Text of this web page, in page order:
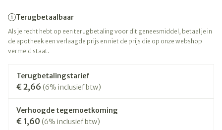
Terugbetaalbaar
Als je recht hebt op een terugbetaling voor dit geneesmiddel, betaal je in
de apotheek een verlaagde prijs en niet de prijs die op onze webshop
vermeld staat.
Terugbetalingstarief
€ 2,66 (6% inclusief btw)
Verhoogde tegemoetkoming
€ 1,60 (6% inclusief btw)